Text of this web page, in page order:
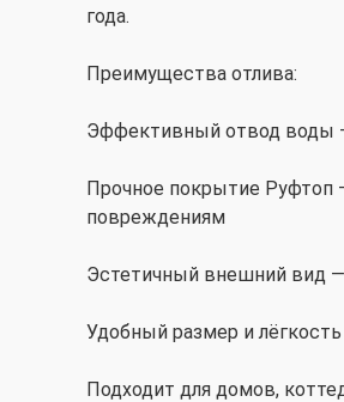
года.
Преимущества отлива:
Эффективный отвод воды
Прочное покрытие Руфтоп
повреждениям
Эстетичный внешний вид
Удобный размер и
Подходит для домов,